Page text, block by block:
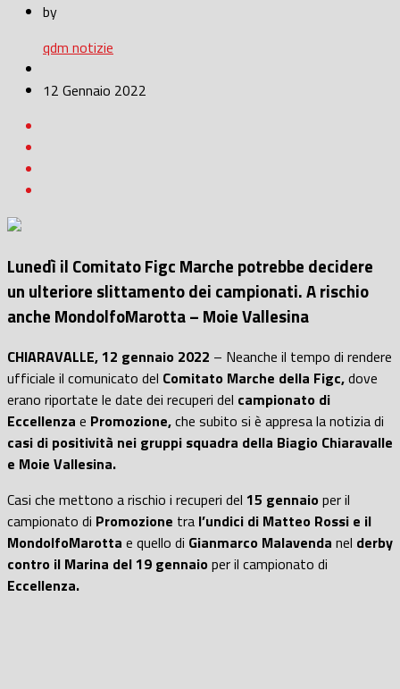
by
qdm notizie
12 Gennaio 2022
Lunedì il Comitato Figc Marche potrebbe decidere
un ulteriore slittamento dei campionati. A rischio
anche MondolfoMarotta – Moie Vallesina
CHIARAVALLE, 12 gennaio 2022 – Neanche il tempo di rendere
ufficiale il comunicato del Comitato Marche della Figc,dove
erano riportate le date dei recuperi del campionato di
Eccellenza e Promozione,che subito si è appresa la notizia di
casi di positività nei gruppi squadra della Biagio Chiaravalle
e Moie Vallesina.
Casi che mettono a rischio i recuperi del 15 gennaioper il
campionato di Promozione tra l’undici di Matteo Rossi e il
MondolfoMarotta e quello di Gianmarco Malavenda nel derby
contro il Marina del 19 gennaioper il campionato di
Eccellenza.